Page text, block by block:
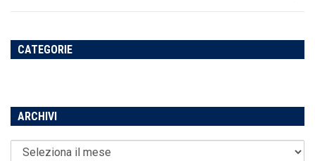
CATEGORIE
ARCHIVI